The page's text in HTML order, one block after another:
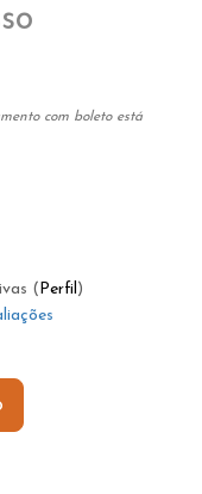
com boleto está
( Perfil )